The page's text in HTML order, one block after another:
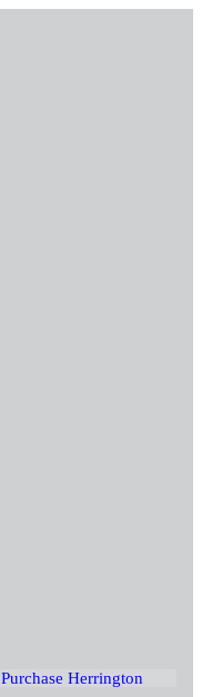
Purchase Herrington